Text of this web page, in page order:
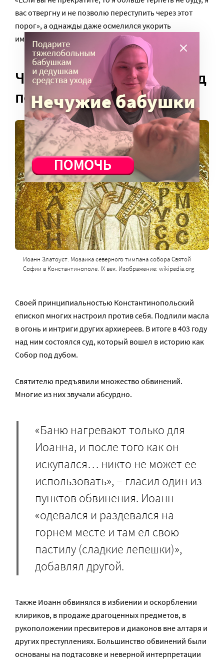
вас отвергну и не позволю переступить через этот
порог», а однажды даже осмелился укорить
императрицу за несправедливый поступок.
Чужой среди своих, или Суд
под дубом
Иоанн Златоуст. Мозаика северного тимпана собора Святой
Софии в Константинополе. IX век. Изображение: wikipedia.org
Своей принципиальностью Константинопольский
епископ многих настроил против себя. Подлили масла
в огонь и интриги других архиереев. В итоге в 403 году
над ним состоялся суд, который вошел в историю как
Собор под дубом.
Святителю предъявили множество обвинений.
Многие из них звучали абсурдно.
«Баню нагревают только для
Иоанна, и после того как он
искупался… никто не может ее
использовать», – гласил один из
пунктов обвинения. Иоанн
«одевался и раздевался на
горнем месте и там ел свою
пастилу (сладкие лепешки)»,
добавлял другой.
Также Иоанн обвинялся в избиении и оскорблении
клириков, в продаже драгоценных предметов, в
рукоположении пресвитеров и диаконов вне алтаря и
других преступлениях. Большинство обвинений были
основаны на подтасовке и неверной интерпретации